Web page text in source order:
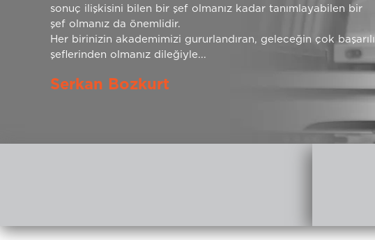
sonuç ilişkisini bilen bir şef olmanız kadar tanımlayabilen bir
şef olmanız da önemlidir.
Her birinizin akademimizi gururlandıran, geleceğin çok başarılı
şeflerinden olmanız dileğiyle...
Serkan Bozkurt